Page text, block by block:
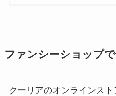
ファンシーショップ
クーリアのオンラインス